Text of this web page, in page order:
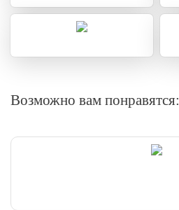
Возможно вам понравятся: